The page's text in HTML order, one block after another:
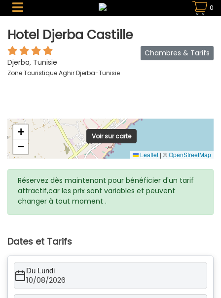
0
Hotel Djerba Castille
Djerba, Tunisie
Zone Touristique Aghir Djerba-Tunisie
Chambres & Tarifs
+
−
Leaflet | ©OpenStreetMap
Voir sur carte
Réservez dès maintenant pour bénéficier d'un tarif
attractif,car les prix sont variables et peuvent
changer à tout moment .
Dates et Tarifs
Du Lundi
10/08/2026